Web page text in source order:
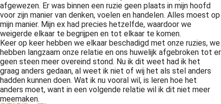
afgewezen. Er was binnen een ruzie geen plaats in mijn hoofd
voor zijn manier van denken, voelen en handelen. Alles moest op
mijn manier. Mijn ex had precies hetzelfde, waardoor we
weigerde elkaar te begrijpen en tot elkaar te komen.
Keer op keer hebben we elkaar beschadigd met onze ruzies, we
hebben langzaam onze relatie en ons huwelijk afgebroken tot er
geen steen meer overeind stond. Nu ik dit weet had ik het
graag anders gedaan, al weet ik niet of wij het als stel anders
hadden kunnen doen. Wat ik nu vooral wil, is leren hoe het
anders moet, want in een volgende relatie wil ik dit niet meer
meemaken.